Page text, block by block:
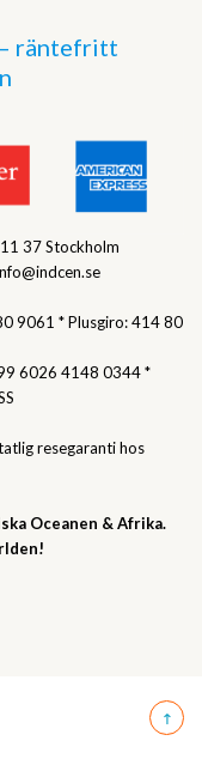
räntefritt
37 Stockholm
9061 * Plusgiro: 414 80
6026 4148 0344 *
resegaranti hos
Oceanen & Afrika.